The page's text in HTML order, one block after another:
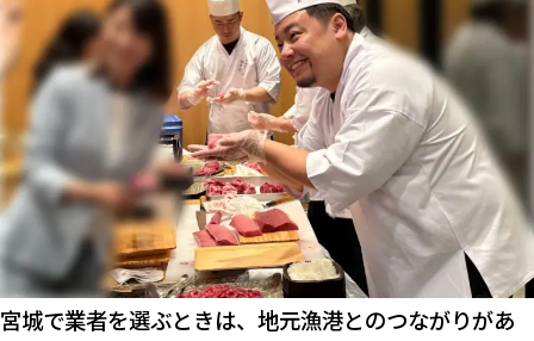
宮城で業者を選ぶときは、地元漁港とのつながりがあ